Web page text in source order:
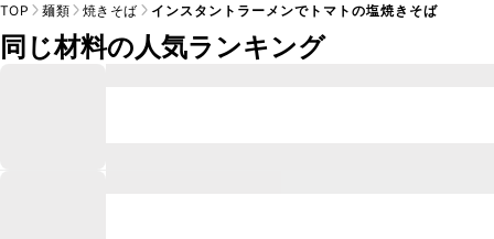
TOP 麺類 焼きそば インスタントラーメンでトマトの塩焼きそば
同じ材料の人気ランキング